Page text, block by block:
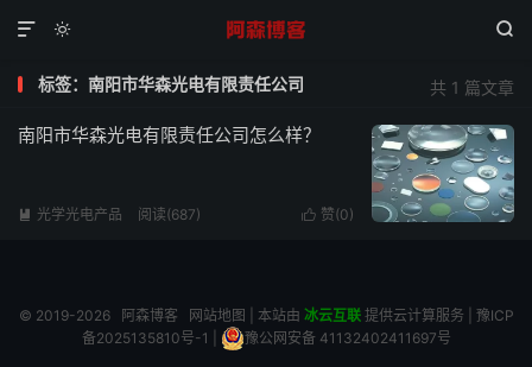
 

共 1 篇文章
标签：南阳市华森光电有限责任公司
南阳市华森光电有限责任公司怎么样？
 赞(0)
 光学光电产品 阅读(687)
© 2019-2026 阿森博客 网站地图 | 本站由 冰云互联提供云计算服务 | 豫ICP
备2025135810号-1
豫公网安备 41132402411697号